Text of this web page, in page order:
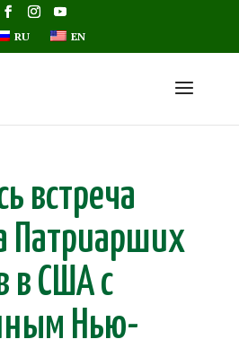
RU EN
встреча
Патриарших
в США с
Нью-